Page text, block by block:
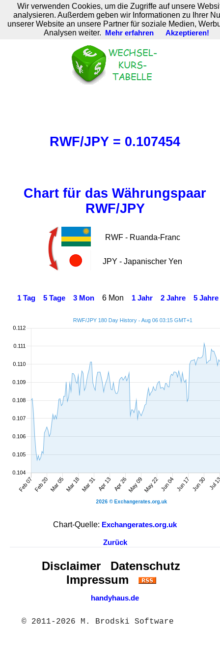
M. Brodski Software
RWF/JPY = 0.107454
Chart für das Währungspaar
RWF/JPY
RWF - Ruanda-Franc
JPY - Japanischer Yen
1 Tag 5 Tage 3 Mon 6 Mon 1 Jahr 2 Jahre 5 Jahre
Chart-Quelle: Exchangerates.org.uk
Zurück
Disclaimer
Datenschutz
Impressum
handyhaus.de
© 2011-2026 M. Brodski Software
Wir verwenden Cookies, um die Zugriffe auf unsere
analysieren. Außerdem geben wir Informationen zu Ihrer
unserer Website an unsere Partner für soziale Medien,
Analysen weiter.
Mehr erfahren Akzeptieren!